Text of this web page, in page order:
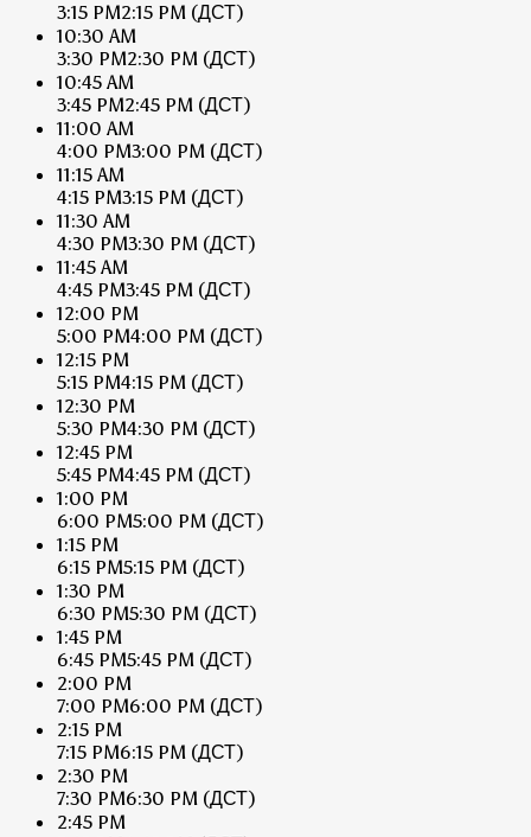
3:15 PM2:15 PM (ДСТ)
10:30 AM
3:30 PM2:30 PM (ДСТ)
10:45 AM
3:45 PM2:45 PM (ДСТ)
11:00 AM
4:00 PM3:00 PM (ДСТ)
11:15 AM
4:15 PM3:15 PM (ДСТ)
11:30 AM
4:30 PM3:30 PM (ДСТ)
11:45 AM
4:45 PM3:45 PM (ДСТ)
12:00 PM
5:00 PM4:00 PM (ДСТ)
12:15 PM
5:15 PM4:15 PM (ДСТ)
12:30 PM
5:30 PM4:30 PM (ДСТ)
12:45 PM
5:45 PM4:45 PM (ДСТ)
1:00 PM
6:00 PM5:00 PM (ДСТ)
1:15 PM
6:15 PM5:15 PM (ДСТ)
1:30 PM
6:30 PM5:30 PM (ДСТ)
1:45 PM
6:45 PM5:45 PM (ДСТ)
2:00 PM
7:00 PM6:00 PM (ДСТ)
2:15 PM
7:15 PM6:15 PM (ДСТ)
2:30 PM
7:30 PM6:30 PM (ДСТ)
2:45 PM